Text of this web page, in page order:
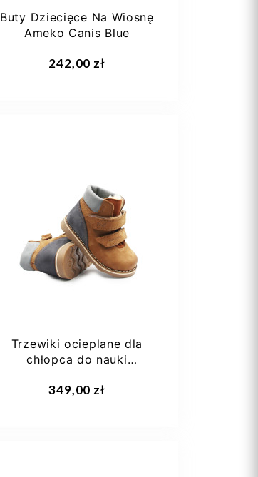
Buty Dziecięce Na Wiosnę
Ameko Canis Blue
242,00 zł
24 25
Trzewiki ocieplane dla
chłopca do nauki
349,00 zł